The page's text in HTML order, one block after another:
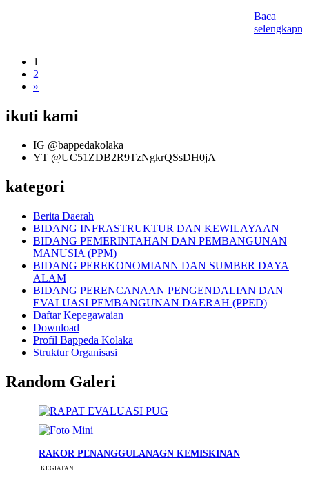
Baca
1
2
»
ikuti kami
IG @bappedakolaka
YT @UC51ZDB2R9TzNgkrQSsDH0jA
kategori
Berita Daerah
BIDANG INFRASTRUKTUR DAN KEWILAYAAN
BIDANG PEMERINTAHAN DAN PEMBANGUNAN
MANUSIA (PPM)
BIDANG PEREKONOMIANN DAN SUMBER DAYA
ALAM
BIDANG PERENCANAAN PENGENDALIAN DAN
EVALUASI PEMBANGUNAN DAERAH (PPED)
Daftar Kepegawaian
Download
Profil Bappeda Kolaka
Struktur Organisasi
Random Galeri
RAKOR PENANGGULANAGN KEMISKINAN
KEGIATAN